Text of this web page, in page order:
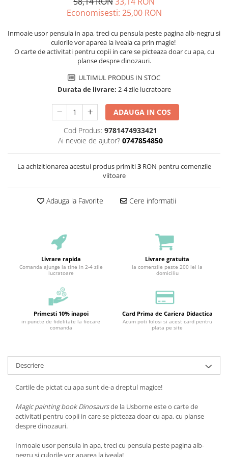
Economisesti: 25,00 RON
Inmoaie usor pensula in apa, treci cu pensula peste pagina alb-negru si
culorile vor aparea la iveala ca prin magie!
O carte de activitati pentru copii in care se picteaza doar cu apa, cu
planse despre dinozauri.
ULTIMUL PRODUS IN STOC
Durata de livrare: 2-4 zile lucratoare
ADAUGA IN COS
Cod Produs: 9781474933421
Ai nevoie de ajutor? 0747854850
La achizitionarea acestui produs primiti3RON pentru comenzile
viitoare
Adauga la Favorite Cere informatii
Livrare rapida
Comanda ajunge la tine in 2-4 zile
lucratoare
Livrare gratuita
la comenzile peste 200 lei la
domiciliu
Primesti 10% inapoi
in puncte de fidelitate la fiecare
comanda
Card Prima de Cariera Didactica
Acum poti folosi si acest card pentru
plata pe site
Descriere
Cartile de pictat cu apa sunt de-a dreptul magice!
Magic painting book Dinosaursde la Usborne este o carte de
activitati pentru copii in care se picteaza doar cu apa, cu planse
despre dinozauri.
Inmoaie usor pensula in apa, treci cu pensula peste pagina alb-
negru si culorile vor aparea la iveala!